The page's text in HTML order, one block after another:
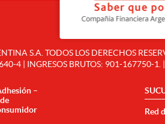
S.A. TODOS LOS DERECHOS
4 | INGRESOS BRUTOS: 901-167750-1.
–
Red